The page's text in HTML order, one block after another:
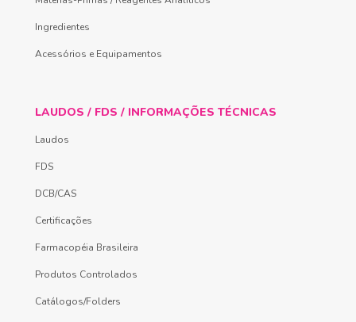
Ingredientes
Acessórios e Equipamentos
LAUDOS / FDS / INFORMAÇÕES TÉCNICAS
Laudos
FDS
DCB/CAS
Certificações
Farmacopéia Brasileira
Produtos Controlados
Catálogos/Folders